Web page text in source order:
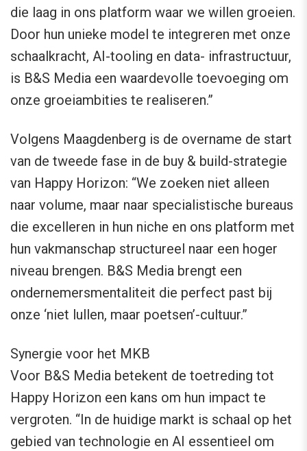
die laag in ons platform waar we willen groeien.
Door hun unieke model te integreren met onze
schaalkracht, AI-tooling en data- infrastructuur,
is B&S Media een waardevolle toevoeging om
onze groeiambities te realiseren.”
Volgens Maagdenberg is de overname de start
van de tweede fase in de buy & build-strategie
van Happy Horizon: “We zoeken niet alleen
naar volume, maar naar specialistische bureaus
die excelleren in hun niche en ons platform met
hun vakmanschap structureel naar een hoger
niveau brengen. B&S Media brengt een
ondernemersmentaliteit die perfect past bij
onze ‘niet lullen, maar poetsen’-cultuur.”
Synergie voor het MKB
Voor B&S Media betekent de toetreding tot
Happy Horizon een kans om hun impact te
vergroten. “In de huidige markt is schaal op het
gebied van technologie en AI essentieel om